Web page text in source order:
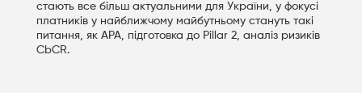
стають все більш актуальними для України, у фокусі
платників у найближчому майбутньому стануть такі
питання, як APA, підготовка до Pillar 2, аналіз ризиків
CbCR.